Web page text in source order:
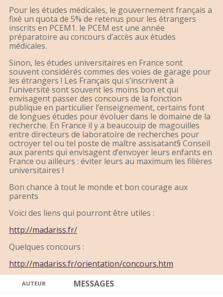
Pour les études médicales, le gouvernement français a
fixé un quota de 5% de retenus pour les étrangers
inscrits en PCEM1. le PCEM est une année
préparatoire au concours d’accès aux études
médicales.
Sinon, les études universitaires en France sont
souvent considérés commes des voies de garage pour
les étrangers ! Les Français qui s’inscrivent à
l’université sont souvent les moins bon et qui
envisagent passer des concours de la fonction
publique en particulier l’enseignement, certains font
de longues études pour évoluer dans le domaine de la
recherche. En France il y a beaucouip de magouilles
entre directeurs de laboratoire de recherches pour
octroyer tel ou tel poste de maître assisatant§ Conseil
aux parents qui envisagent d’envoyer leurs enfants en
France ou ailleurs : éviter leurs au maximum les filières
universitaires !
Bon chance à tout le monde et bon courage aux
parents
Voici des liens qui pourront être utiles :
http://madariss.fr/
Quelques concours :
http://madariss.fr/orientation/concours.htm
AUTEUR MESSAGES